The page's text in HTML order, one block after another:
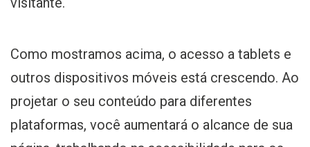
Como mostramos acima, o acesso a tablets e
outros dispositivos móveis está crescendo. Ao
projetar o seu conteúdo para diferentes
plataformas, você aumentará o alcance de sua